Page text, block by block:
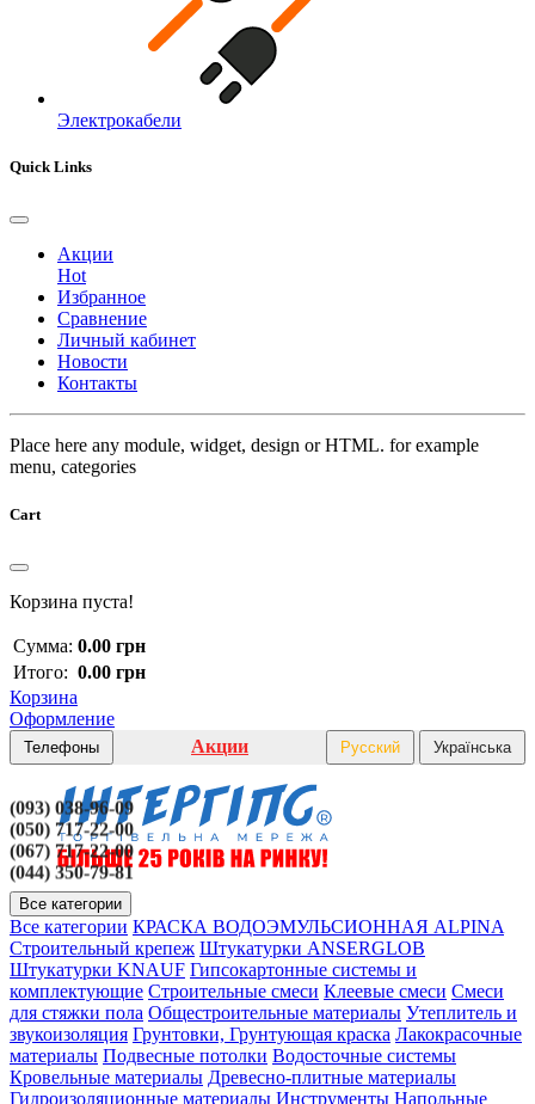
Электрокабели
Quick Links
Акции
Hot
Избранное
Сравнение
Личный кабинет
Новости
Контакты
Place here any module, widget, design or HTML. for example
menu, categories
Cart
Корзина пуста!
Сумма: 0.00 грн
Итого: 0.00 грн
Корзина
Оформление
Телефоны
(093) 038-96-09
(050) 717-22-00
(067) 717-22-00
(044) 350-79-81
Акции Русский Українська
Все категории
Все категории КРАСКА ВОДОЭМУЛЬСИОННАЯ ALPINA
Строительный крепеж Штукатурки ANSERGLOB
Штукатурки KNAUF Гипсокартонные системы и
комплектующие Строительные смеси Клеевые смеси Смеси
для стяжки пола Общестроительные материалы Утеплитель и
звукоизоляция Грунтовки, Грунтующая краска Лакокрасочные
материалы Подвесные потолки Водосточные системы
Кровельные материалы Древесно-плитные материалы
Гидроизоляционные материалы Инструменты Напольные